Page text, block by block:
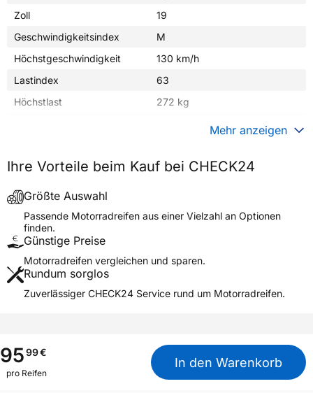
Zoll
19
Geschwindigkeitsindex
M
Höchstgeschwindigkeit
130 km/h
Lastindex
63
Höchstlast
272 kg
Fahrzeugtyp
Motorrad
Verwendung
Modellname
GEOMAX MX34 REAR
Reifenposition
Motorradtyp
Motocross
Weitere Eigenschaften
M+S
Nein
Motorrad Kennzeichnung
M/C
Mehr anzeigen
Ihre Vorteile beim Kauf bei CHECK24
Größte Auswahl
Passende Motorradreifen aus einer Vielzahl an Optionen
finden.
Günstige Preise
Motorradreifen vergleichen und sparen.
Rundum sorglos
Zuverlässiger CHECK24 Service rund um Motorradreifen.
9599€
pro Reifen
In den Warenkorb